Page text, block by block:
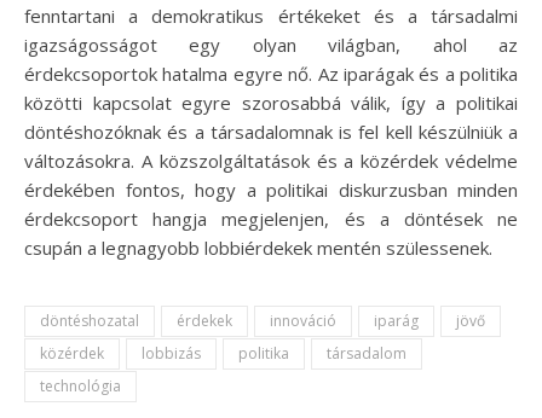
fenntartani a demokratikus értékeket és a társadalmi
igazságosságot egy olyan világban, ahol az
érdekcsoportok hatalma egyre nő. Az iparágak és a politika
közötti kapcsolat egyre szorosabbá válik, így a politikai
döntéshozóknak és a társadalomnak is fel kell készülniük a
változásokra. A közszolgáltatások és a közérdek védelme
érdekében fontos, hogy a politikai diskurzusban minden
érdekcsoport hangja megjelenjen, és a döntések ne
csupán a legnagyobb lobbiérdekek mentén szülessenek.
döntéshozatal érdekek innováció iparág
jövő
közérdek
lobbizás politika
társadalom
technológia